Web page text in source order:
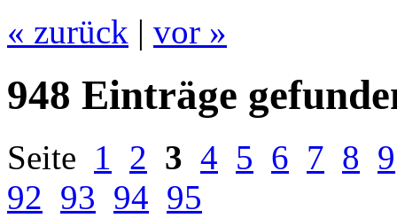
« zurück | vor »
948 Einträge
Seite 1 2 3 4 5 6 7 8 9
92 93 94 95